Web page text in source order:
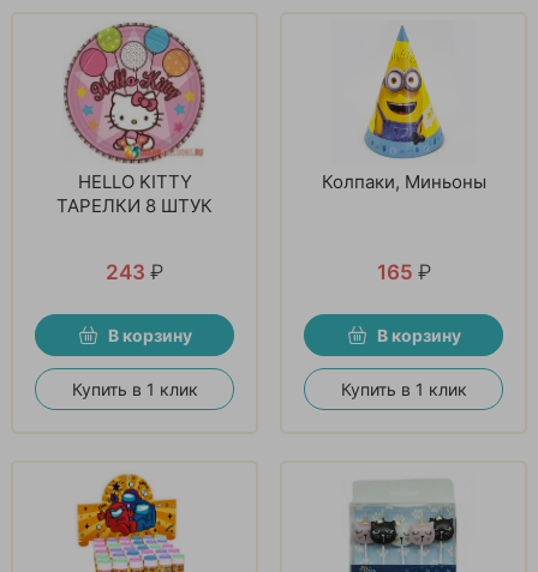
HELLO KITTY
ТАРЕЛКИ 8 ШТУК
243 ₽
В корзину
Купить в 1 клик
Колпаки, Миньоны
165 ₽
В корзину
Купить в 1 клик